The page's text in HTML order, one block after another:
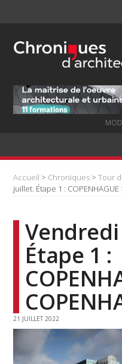
Accueil > Chroniques >Tour
juillet. Étape 1 : COPENHAGUE
Étape 1 :
21 JUILLET 2022